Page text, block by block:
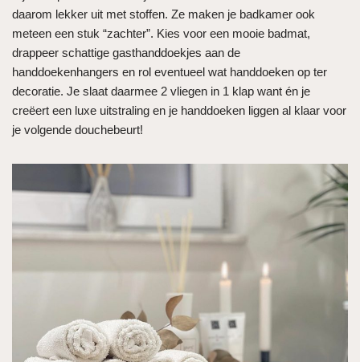
daarom lekker uit met stoffen. Ze maken je badkamer ook
meteen een stuk “zachter”. Kies voor een mooie badmat,
drappeer schattige gasthanddoekjes aan de
handdoekenhangers en rol eventueel wat handdoeken op ter
decoratie. Je slaat daarmee 2 vliegen in 1 klap want én je
creëert een luxe uitstraling en je handdoeken liggen al klaar voor
je volgende douchebeurt!